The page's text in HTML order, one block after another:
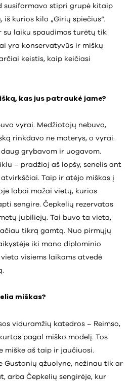
susiformavo stipri grupė kitaip
kurios kilo „Girių spiečius“.
su laiku spaudimas turėtų tik
yra konservatyvūs ir miškų
keistis, kaip keičiasi
kas jus patraukė jame?
vyrai. Medžiotojų nebuvo,
rinkdavo ne moterys, o vyrai.
grybavom ir uogavom.
– pradžioj aš lopšy, senelis ant
Taip ir atėjo miškas į
labai mažai vietų, kurios
sengire. Čepkelių rezervatas
jubiliejų. Tai buvo ta vieta,
tikrą gamtą. Nuo pirmųjų
iki mano diplominio
visiems laikams atvedė
miškas?
viduramžių katedros – Reimso,
pagal miško modelį. Tos
miške aš taip ir jaučiuosi.
Gustonių ąžuolyne, nežinau tik ar
arba Čepkelių sengirėje, kur